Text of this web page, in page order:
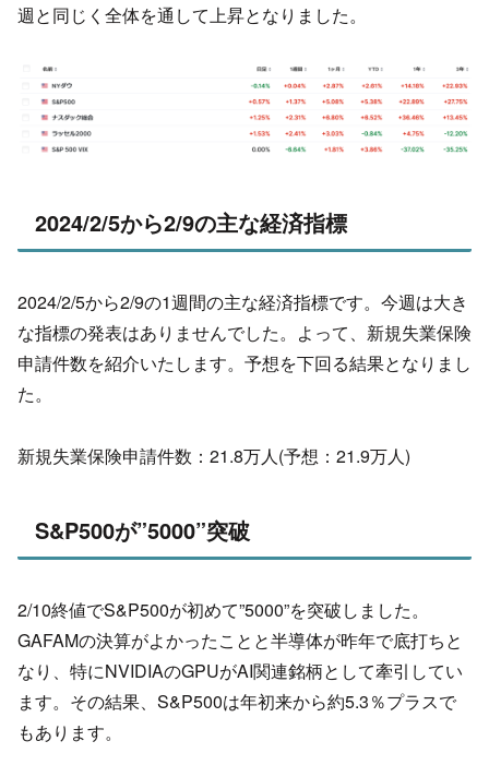
週と同じく全体を通して上昇となりました。
2024/2/5から2/9の主な経済指標
2024/2/5から2/9の1週間の主な経済指標です。今週は大き
な指標の発表はありませんでした。よって、新規失業保険
申請件数を紹介いたします。予想を下回る結果となりまし
た。
新規失業保険申請件数：21.8万人(予想：21.9万人)
S&P500が”5000”突破
2/10終値でS&P500が初めて”5000”を突破しました。
GAFAMの決算がよかったことと半導体が昨年で底打ちと
なり、特にNVIDIAのGPUがAI関連銘柄として牽引してい
ます。その結果、S&P500は年初来から約5.3％プラスで
もあります。